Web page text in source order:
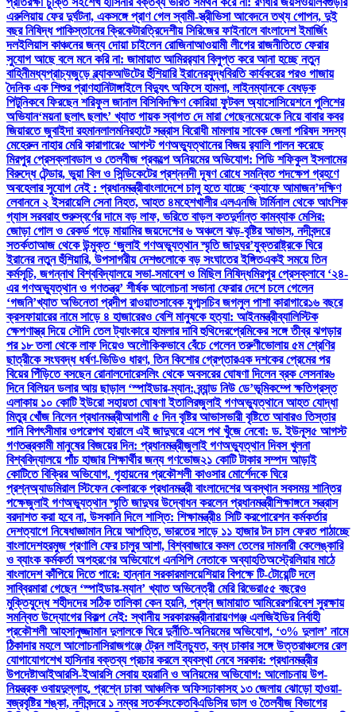
এরুলিয়ায় ফের দুর্ঘটনা, একসঙ্গে প্রাণ গেল স্বামী-স্ত্রীভিসা আবেদনে তথ্য গোপন, দুই
বছর নিষিদ্ধ পাকিস্তানের ক্রিকেটারত্রিদেশীয় সিরিজের ফাইনালে বাংলাদেশ ইমার্জিং
দলইলিয়াস কাঞ্চনের জন্য দোয়া চাইলেন রোজিনাআওয়ামী লীগের রাজনীতিতে ফেরার
সুযোগ আছে বলে মনে করি না: জামায়াত আমিরর‍্যাব বিলুপ্ত করে আনা হচ্ছে নতুন
বাহিনীমধ্যপ্রাচ্যজুড়ে ব্ল্যাকআউটের হুঁশিয়ারি ইরানেরযুদ্ধবিরতি কার্যকরের পরও গাজায়
দৈনিক এক শিশুর প্রাণহানিটাঙ্গাইলে বিদ্যুৎ অফিসে হামলা, লাইনম্যানকে বেধড়ক
পিটুনিকবে ফিরছেন শরিফুল জানাল বিসিবিদক্ষিণ কোরিয়া ফুটবল অ্যাসোসিয়েশনে পুলিশের
অভিযান‘ময়না ছলাৎ ছলাৎ’ খ্যাত গায়ক স্বাগত দে মারা গেছেনমেয়েকে নিয়ে বাবার কবর
জিয়ারতে জুবাইদা রহমানলালমনিরহাটে সন্ত্রাস বিরোধী মামলায় সাবেক জেলা পরিষদ সদস্য
মেহেরুন নাহার মেরি কারাগারে৫ আগস্ট গণঅভ্যুত্থানের বিজয় র‍্যালি পালন করেছে
মিরপুর প্রেসক্লাবডাল ও তেলবীজ প্রকল্পে অনিয়মের অভিযোগ: পিডি শফিকুল ইসলামের
বিরুদ্ধে টেন্ডার, ভুয়া বিল ও সিন্ডিকেটের প্রশ্ননদী দূষণ রোধে সমন্বিত পদক্ষেপ গ্রহণে
অবহেলার সুযোগ নেই : প্রধানমন্ত্রীবাংলাদেশে চালু হতে যাচ্ছে ‘ক্যাফে আমাজন’দক্ষিণ
লেবাননে ২ ইসরায়েলি সেনা নিহত, আহত ৪মহেশখালীর এলএনজি টার্মিনাল থেকে আংশিক
গ্যাস সরবরাহ শুরুস্বর্ণের দামে বড় লাফ, ভরিতে বাড়ল কতদুর্দান্ত কামব্যাক মেসির:
জোড়া গোল ও রেকর্ড গড়ে মায়ামির জয়দেশের ৬ অঞ্চলে ঝড়-বৃষ্টির আভাস, নদীবন্দরে
সতর্কতাআজ থেকে উন্মুক্ত ‘জুলাই গণঅভ্যুত্থান স্মৃতি জাদুঘর’যুক্তরাষ্ট্রকে ঘিরে
ইরানের নতুন হুঁশিয়ারি, উপসাগরীয় দেশগুলোকে বড় সংঘাতের ইঙ্গিতএকই সময়ে তিন
কর্মসূচি, জগন্নাথ বিশ্ববিদ্যালয়ে সভা-সমাবেশ ও মিছিল নিষিদ্ধমিরপুর প্রেসক্লাবে ‘২৪-
এর গণঅভ্যুত্থান ও গণতন্ত্র’ শীর্ষক আলোচনা সভানা ফেরার দেশে চলে গেলেন
‘গজনি’খ্যাত অভিনেতা প্রদীপ রাওয়াতসাবেক যুগ্মসচিব জগলুল পাশা কারাগারে১৬ বছরে
ক্রসফায়ারের নামে সাড়ে ৪ হাজারেরও বেশি মানুষকে হত্যা: আইনমন্ত্রীব্যালিস্টিক
ক্ষেপণাস্ত্র দিয়ে সৌদি তেল ট্যাংকারে হামলার দাবি হুথিদেরপ্রেমিকের সঙ্গে তীব্র ঝগড়ার
পর ১৮ তলা থেকে লাফ দিয়েও অলৌকিকভাবে বেঁচে গেলেন তরুণীভোলায় ৫ম শ্রেণির
ছাত্রীকে সংঘবদ্ধ ধর্ষণ-ভিডিও ধারণ, তিন কিশোর গ্রেপ্তারএক দশকের প্রেমের পর
বিয়ের পিঁড়িতে বসছেন রোনালদোরেসলিং থেকে অবসরের ঘোষণা দিলেন ব্রক লেসনার৬
দিনে বিলিয়ন ডলার আয় ছাড়াল ‘স্পাইডার-ম্যান: ব্র্যান্ড নিউ ডে’ভূমিকম্পে ক্ষতিগ্রস্ত
এলাকায় ১০ কোটি ইউরো সহায়তা ঘোষণা ইতালিরজুলাই গণঅভ্যুত্থানে আহত যোদ্ধা
মিতুর খোঁজ নিলেন প্রধানমন্ত্রীআগামী ৫ দিন বৃষ্টির আভাসভারী বৃষ্টিতে আবারও তিস্তার
পানি বিপৎসীমার ওপরেপথ হারালে এই জাদুঘরে এসে পথ খুঁজে নেবো: ড. ইউনূস৫ আগস্ট
গণতন্ত্রকামী মানুষের বিজয়ের দিন: প্রধানমন্ত্রীজুলাই গণঅভ্যুত্থান দিবস খুলনা
বিশ্ববিদ্যালয়ে পাঁচ হাজার শিক্ষার্থীর জন্য গণভোজ২১ কোটি টাকার সম্পদ আড়াই
কোটিতে বিক্রির অভিযোগ, গৃহায়নের প্রকৌশলী কাওসার মোর্শেদকে ঘিরে
প্রশ্নঅ্যাডমিরাল স্টিফেন কেলারকে প্রধানমন্ত্রী বাংলাদেশের অবস্থান সবসময় শান্তির
পক্ষেজুলাই গণঅভ্যুত্থান স্মৃতি জাদুঘর উদ্বোধন করলেন প্রধানমন্ত্রীশিক্ষাঙ্গনে সন্ত্রাস
বরদাশত করা হবে না, উসকানি দিলে শাস্তি: শিক্ষামন্ত্রী৪ সিটি করপোরেশন কর্মকর্তার
দেশত্যাগে নিষেধাজ্ঞামান নিয়ে আপত্তি, ভারতের সাড়ে ১১ হাজার টন চাল ফেরত পাঠাচ্ছে
বাংলাদেশহরমুজ প্রণালি ফের চালুর আশা, বিশ্ববাজারে কমল তেলের দামনারী কেলেঙ্কারি
ও ব্যাংক কর্মকর্তা অপহরণের অভিযোগে এনসিপি নেতাকে অব্যাহতিঅস্ট্রেলিয়ার মাঠে
বাংলাদেশ কাঁপিয়ে দিতে পারে: হান্নান সরকারমালয়েশিয়ার বিপক্ষে টি-টোয়েন্টি দলে
সাব্বিরমারা গেছেন ‘স্পাইডার-ম্যান’ খ্যাত অভিনেত্রী মেরি রিভেরা৫৫ বছরেও
মুক্তিযুদ্ধে শহীদদের সঠিক তালিকা কেন হয়নি, প্রশ্ন জামায়াত আমিরেরপরিবেশ সুরক্ষায়
সমন্বিত উদ্যোগের বিকল্প নেই: স্থানীয় সরকারমন্ত্রীনারায়ণগঞ্জ এলজিইডির নির্বাহী
প্রকৌশলী আহসানুজ্জামান দুলালকে ঘিরে দুর্নীতি-অনিয়মের অভিযোগ, ‘৩% দুলাল’ নামে
ঠিকাদার মহলে আলোচনাসিরাজগঞ্জে ট্রেন লাইনচ্যুত, বন্ধ ঢাকার সঙ্গে উত্তরাঞ্চলের রেল
যোগাযোগশেখ হাসিনার বক্তব্য প্রচার করলে ব্যবস্থা নেবে সরকার: প্রধানমন্ত্রীর
উপদেষ্টাআইআরসি-ইআরসি সেবায় হয়রানি ও অনিয়মের অভিযোগ: আলোচনায় উপ-
নিয়ন্ত্রক ওবায়দুল্লাহ, প্রশ্নে ঢাকা আঞ্চলিক অফিসঢাকাসহ ১৩ জেলায় ঝোড়ো হাওয়া-
বজ্রবৃষ্টির শঙ্কা, নদীবন্দরে ১ নম্বর সতর্কসংকেতবিএডিসির ডাল ও তৈলবীজ বিভাগের